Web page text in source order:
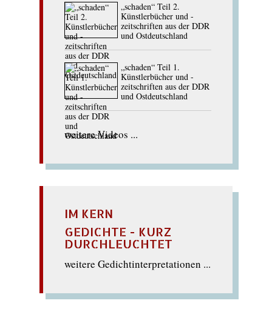
„schaden“ Teil 2.
Künstlerbücher und -
zeitschriften aus der DDR
und Ostdeutschland
„schaden“ Teil 1.
Künstlerbücher und -
zeitschriften aus der DDR
und Ostdeutschland
weitere Videos ...
IM KERN
GEDICHTE - KURZ
DURCHLEUCHTET
weitere Gedichtinterpretationen ...